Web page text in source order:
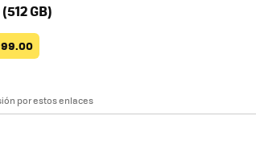
GB)
por estos enlaces